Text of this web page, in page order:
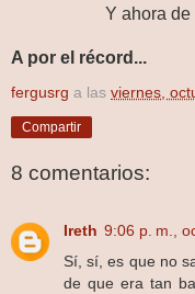
Y ahora de
A por el récord...
fergusrg a las viernes,
Compartir
8 comentarios:
Ireth 9:06 p. m.,
Sí, sí, es que no
de que era tan